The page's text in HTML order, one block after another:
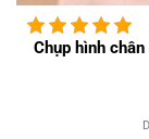
Chụp hình